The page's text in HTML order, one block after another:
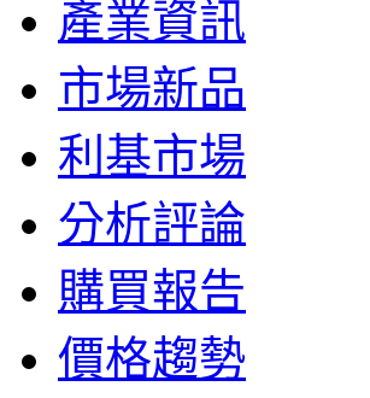
產業資訊
市場新品
利基市場
分析評論
購買報告
價格趨勢